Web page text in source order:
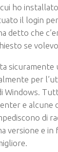
ho
il login
detto che
se
sicuramente
per
Windows.
e alcune
di
versione e